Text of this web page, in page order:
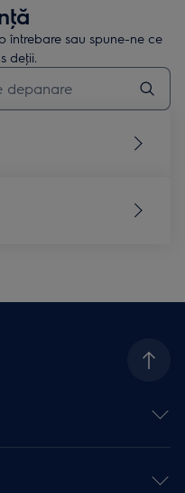
întrebare sau spune-ne ce
deţii.